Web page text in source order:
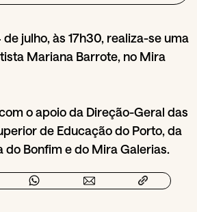
julho, às 17h30, realiza-se uma
Mariana Barrote, no Mira
o apoio da Direção-Geral das
de Educação do Porto, da
do Bonfim e do Mira Galerias.